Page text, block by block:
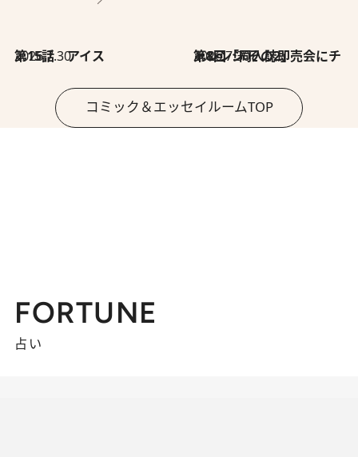
2026.7.30
第15話 アイス 2026.7.30
第8回「同人誌即売会にチャレンジ その2」
コミック＆エッセイルームTOP
FORTUNE
占い